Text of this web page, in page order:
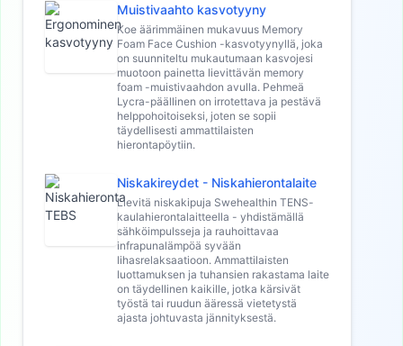
Muistivaahto kasvotyyny
Koe äärimmäinen mukavuus Memory
Foam Face Cushion -kasvotyynyllä, joka
on suunniteltu mukautumaan kasvojesi
muotoon painetta lievittävän memory
foam -muistivaahdon avulla. Pehmeä
Lycra-päällinen on irrotettava ja pestävä
helppohoitoiseksi, joten se sopii
täydellisesti ammattilaisten
hierontapöytiin.
Niskakireydet - Niskahierontalaite
Lievitä niskakipuja Swehealthin TENS-
kaulahierontalaitteella - yhdistämällä
sähköimpulsseja ja rauhoittavaa
infrapunalämpöä syvään
lihasrelaksaatioon. Ammattilaisten
luottamuksen ja tuhansien rakastama laite
on täydellinen kaikille, jotka kärsivät
työstä tai ruudun ääressä vietetystä
ajasta johtuvasta jännityksestä.